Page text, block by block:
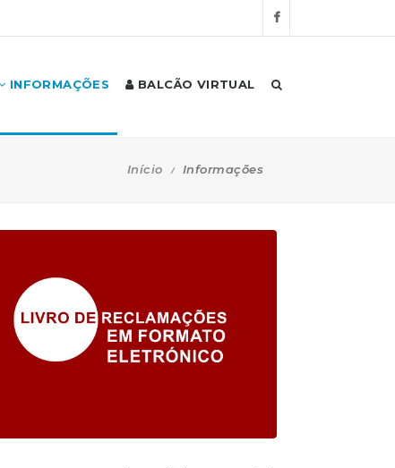
INFORMAÇÕES BALCÃO VIRTUAL
Início Informações